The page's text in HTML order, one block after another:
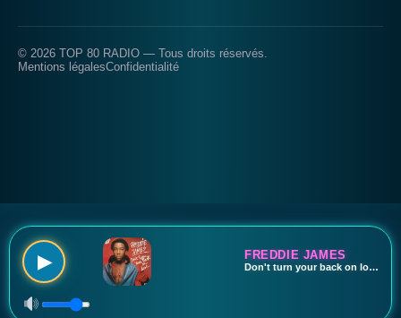
▶ FREDDIE JAMES
Don't turn your back on love
© 2026 TOP 80 RADIO — Tous droits réservés.
Mentions légalesConfidentialité